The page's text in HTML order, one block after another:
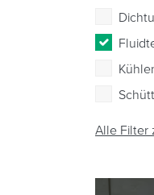
Alle Filter